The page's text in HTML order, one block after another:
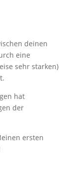
deinen
eine
sehr starken)
hat
der
ersten